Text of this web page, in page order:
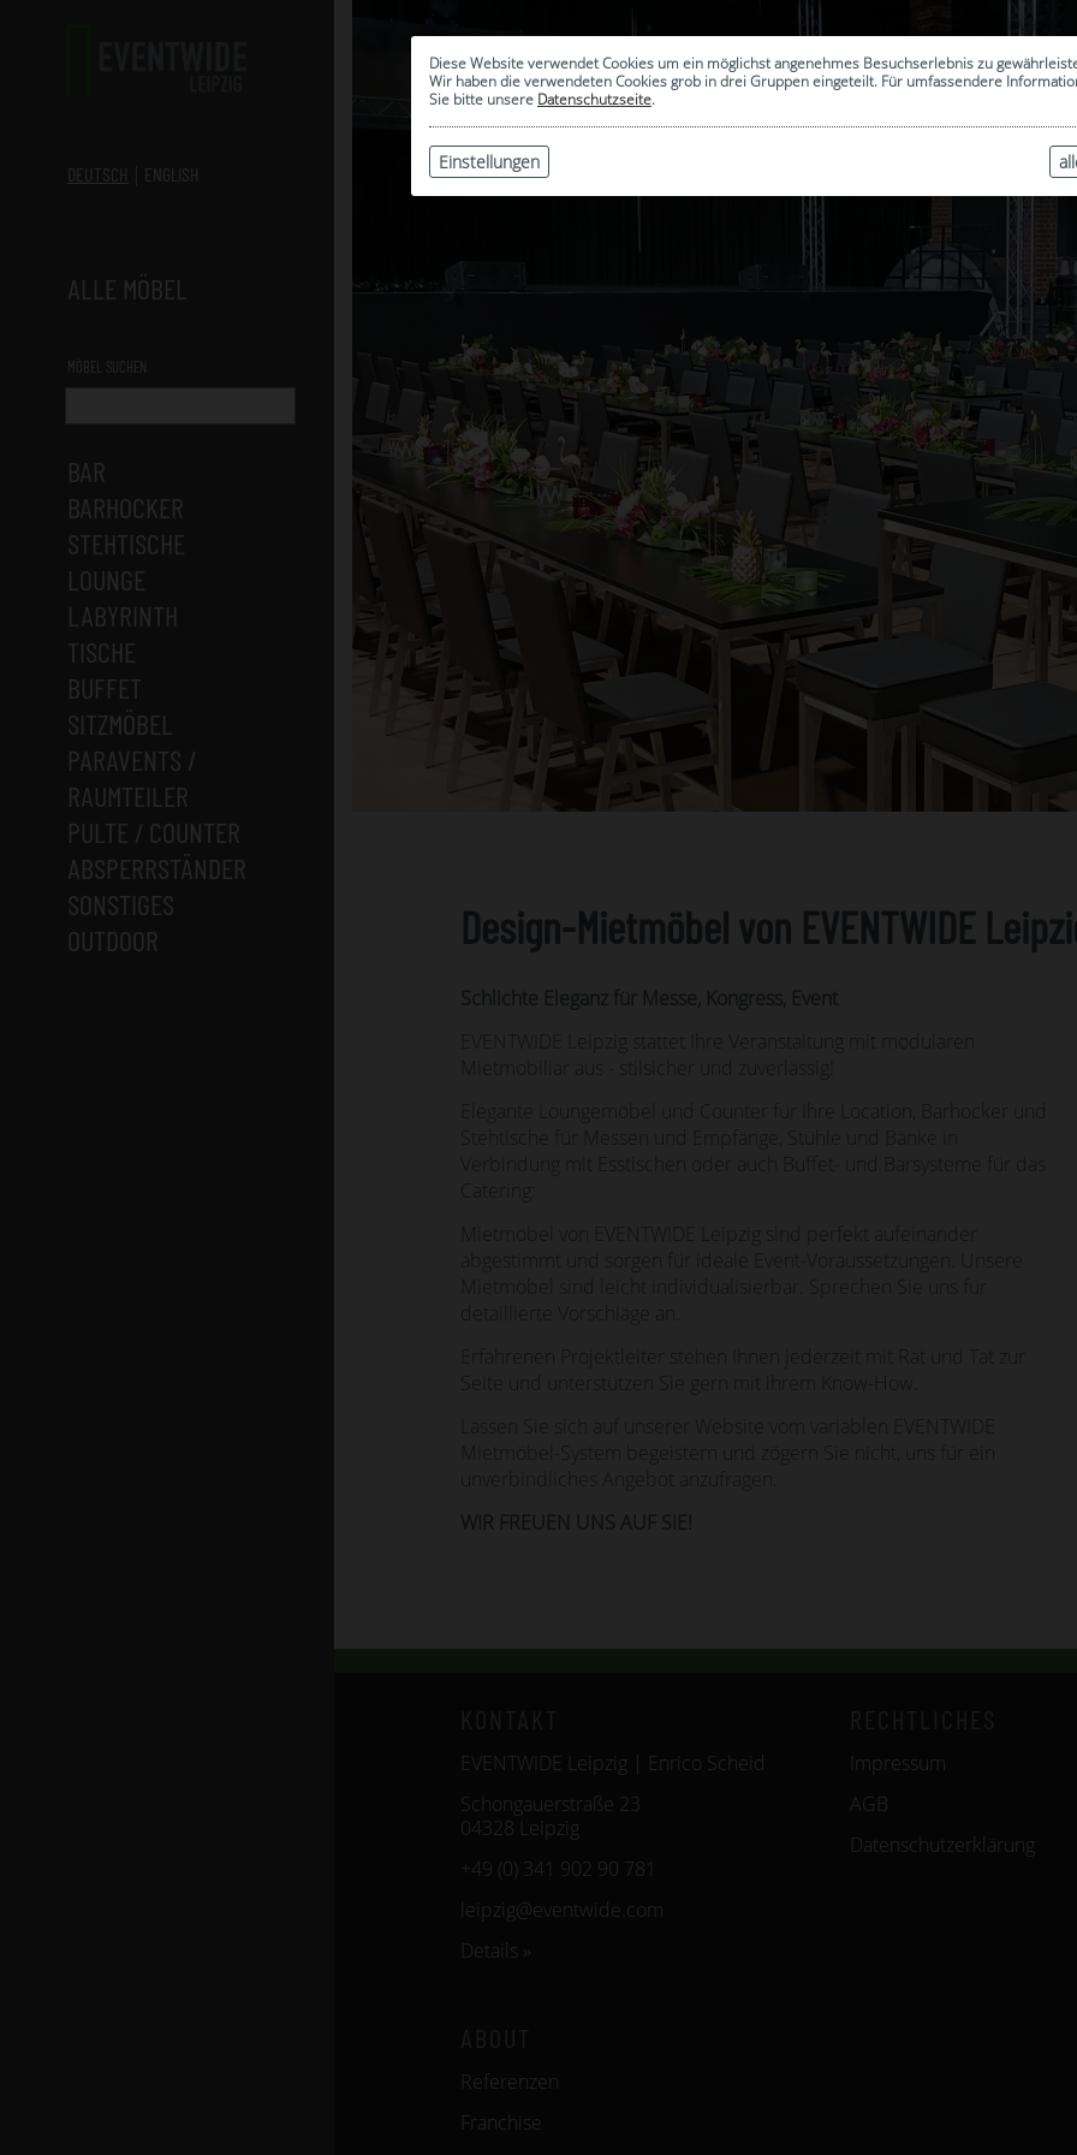
Diese Website verwendet Cookies um ein möglichst angenehmes Besuchserlebnis zu
Wir haben die verwendeten Cookies grob in drei Gruppen eingeteilt. Für umfassendere
Sie bitte unsere Datenschutzseite.
Einstellungen
DEUTSCH ENGLISH
ALLE MÖBEL
MÖBEL SUCHEN
BAR
BARHOCKER
STEHTISCHE
LOUNGE
LABYRINTH
TISCHE
BUFFET
SITZMÖBEL
PARAVENTS /
RAUMTEILER
PULTE / COUNTER
ABSPERRSTÄNDER
SONSTIGES
OUTDOOR
Design-Mietmöbel von EVENTWIDE
Schlichte Eleganz für Messe, Kongress, Event
EVENTWIDE Leipzig stattet Ihre Veranstaltung mit modularen
Mietmobiliar aus - stilsicher und zuverlässig!
Elegante Loungemöbel und Counter für Ihre Location, Barhocker und
Stehtische für Messen und Empfänge, Stühle und Bänke in
Verbindung mit Esstischen oder auch Buffet- und Barsysteme für das
Catering:
Mietmöbel von EVENTWIDE Leipzig sind perfekt aufeinander
abgestimmt und sorgen für ideale Event-Voraussetzungen. Unsere
Mietmöbel sind leicht individualisierbar. Sprechen Sie uns für
detaillierte Vorschläge an.
Erfahrenen Projektleiter stehen Ihnen jederzeit mit Rat und Tat zur
Seite und unterstützen Sie gern mit ihrem Know-How.
Lassen Sie sich auf unserer Website vom variablen EVENTWIDE
Mietmöbel-System begeistern und zögern Sie nicht, uns für ein
unverbindliches Angebot anzufragen.
WIR FREUEN UNS AUF SIE!
EVENTWIDE Leipzig | Enrico Scheid
Schongauerstraße 23
04328 Leipzig
+49 (0) 341 902 90 781
leipzig@eventwide.com
Details »
Impressum
AGB
Datenschutzerklärung
Referenzen
Franchise